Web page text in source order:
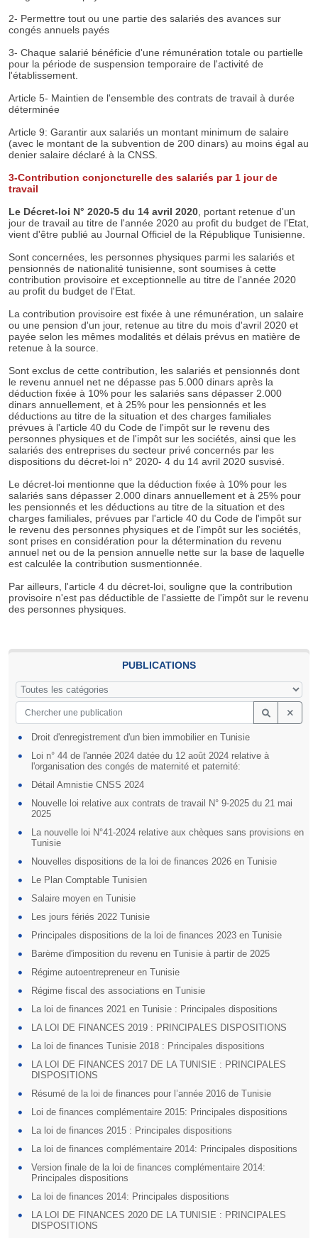
2- Permettre tout ou une partie des salariés des avances sur
congés annuels payés
3- Chaque salarié bénéficie d'une rémunération totale ou partielle
pour la période de suspension temporaire de l'activité de
l'établissement.
Article 5- Maintien de l'ensemble des contrats de travail à durée
déterminée
Article 9: Garantir aux salariés un montant minimum de salaire
(avec le montant de la subvention de 200 dinars) au moins égal au
denier salaire déclaré à la CNSS.
3​-Contribution conjoncturelle des salariés par 1 jour de
travail​
Le Décret-loi N° 2020-5 du 14 avril 2020, portant retenue d'un
jour de travail au titre de l'année 2020 au profit du budget de l'Etat,
vient d'être publié au Journal Officiel de la République Tunisienne.
Sont concernées, les personnes physiques parmi les salariés et
pensionnés de nationalité tunisienne, sont soumises à cette
contribution provisoire et exceptionnelle au titre de l'année 2020
au profit du budget de l'Etat.
La contribution provisoire est fixée à une rémunération, un salaire
ou une pension d'un jour, retenue au titre du mois d'avril 2020 et
payée selon les mêmes modalités et délais prévus en matière de
retenue à la source.
Sont exclus de cette contribution, les salariés et pensionnés dont
le revenu annuel net ne dépasse pas 5.000 dinars après la
déduction fixée à 10% pour les salariés sans dépasser 2.000
dinars annuellement, et à 25% pour les pensionnés et les
déductions au titre de la situation et des charges familiales
prévues à l'article 40 du Code de l'impôt sur le revenu des
personnes physiques et de l'impôt sur les sociétés, ainsi que les
salariés des entreprises du secteur privé concernés par les
dispositions du décret-loi n° 2020- 4 du 14 avril 2020 susvisé.
Le décret-loi mentionne que la déduction fixée à 10% pour les
salariés sans dépasser 2.000 dinars annuellement et à 25% pour
les pensionnés et les déductions au titre de la situation et des
charges familiales, prévues par l'article 40 du Code de l'impôt sur
le revenu des personnes physiques et de l'impôt sur les sociétés,
sont prises en considération pour la détermination du revenu
annuel net ou de la pension annuelle nette sur la base de laquelle
est calculée la contribution susmentionnée.
Par ailleurs, l'article 4 du décret-loi, souligne que la contribution
provisoire n'est pas déductible de l'assiette de l'impôt sur le revenu
des personnes physiques.
PUBLICATIONS
Droit d'enregistrement d'un bien immobilier en Tunisie
Loi n° 44 de l'année 2024 datée du 12 août 2024 relative à
l'organisation des congés de maternité et paternité:
Détail Amnistie CNSS 2024
Nouvelle loi relative aux contrats de travail N° 9-2025 du 21 mai
2025
La nouvelle loi N°41-2024 relative aux chèques sans provisions en
Tunisie
Nouvelles dispositions de la loi de finances 2026 en Tunisie
Le Plan Comptable Tunisien
Salaire moyen en Tunisie
Les jours fériés 2022 Tunisie
Principales dispositions de la loi de finances 2023 en Tunisie
Barème d'imposition du revenu en Tunisie à partir de 2025
Régime autoentrepreneur en Tunisie
Régime fiscal des associations en Tunisie
La loi de finances 2021 en Tunisie : Principales dispositions
LA LOI DE FINANCES 2019 : PRINCIPALES DISPOSITIONS
La loi de finances Tunisie 2018 : Principales dispositions
LA LOI DE FINANCES 2017 DE LA TUNISIE : PRINCIPALES
DISPOSITIONS
Résumé de la loi de finances pour l’année 2016 de Tunisie
Loi de finances complémentaire 2015: Principales dispositions
La loi de finances 2015 : Principales dispositions
La loi de finances complémentaire 2014: Principales dispositions
Version finale de la loi de finances complémentaire 2014:
Principales dispositions
La loi de finances 2014: Principales dispositions
LA LOI DE FINANCES 2020 DE LA TUNISIE : PRINCIPALES
DISPOSITIONS